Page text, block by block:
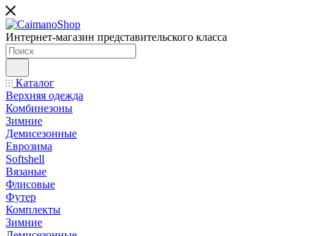
Интернет-магазин представительского класса
Каталог
Верхняя одежда
Комбинезоны
Зимние
Демисезонные
Еврозима
Softshell
Вязаные
Флисовые
Футер
Комплекты
Зимние